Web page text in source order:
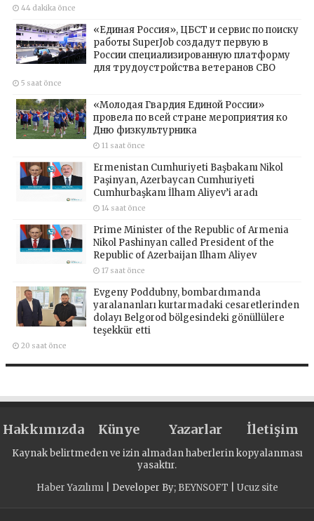
44 dakika önce
«Единая Россия», ЦБСТ и сервис по поиску
работы SuperJob создадут первую в
России специализированную платформу
для трудоустройства ветеранов СВО
5 saat önce
«Молодая Гвардия Единой России»
провела по всей стране мероприятия ко
Дню физкультурника
11 saat önce
Ermenistan Cumhuriyeti Başbakanı Nikol
Paşinyan, Azerbaycan Cumhuriyeti
Cumhurbaşkanı İlham Aliyev’i aradı
14 saat önce
Prime Minister of the Republic of Armenia
Nikol Pashinyan called President of the
Republic of Azerbaijan Ilham Aliyev
17 saat önce
Evgeny Poddubny, bombardımanda
yaralananları kurtarmadaki cesaretlerinden
dolayı Belgorod bölgesindeki gönüllülere
teşekkür etti
20 saat önce
Hakkımızda Künye Yazarlar İletişim
Kaynak belirtmeden ve izin almadan haberlerin kopyalanması
yasaktır.
Haber Yazılımı| Developer By; BEYNSOFT Ucuz site